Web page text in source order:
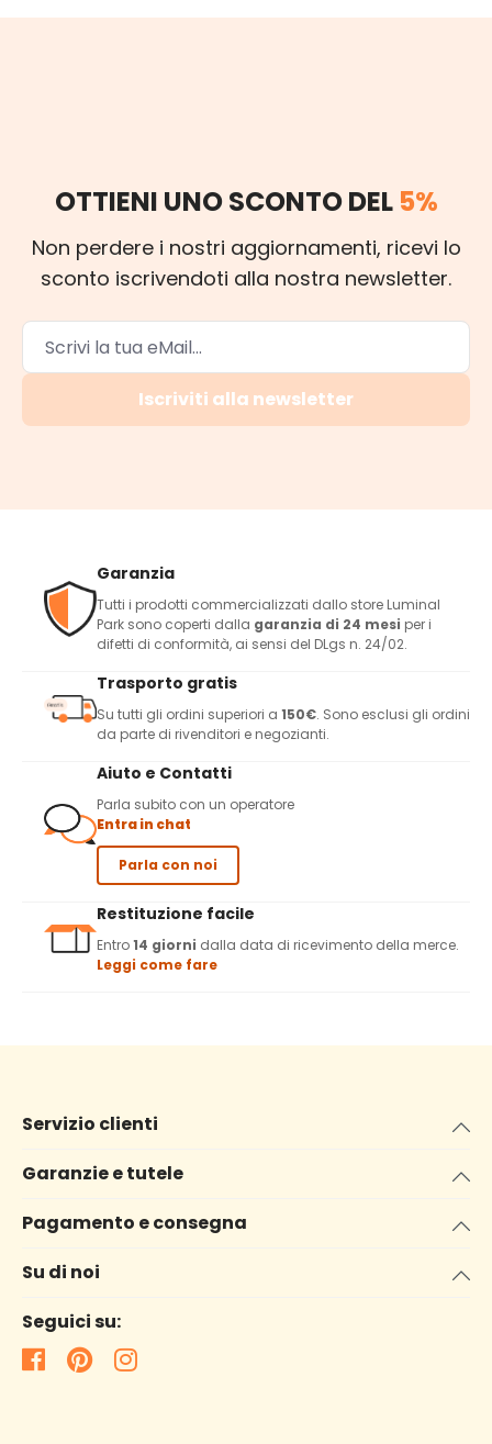
OTTIENI UNO SCONTO DEL 5%
Non perdere i nostri aggiornamenti, ricevi lo
sconto iscrivendoti alla nostra newsletter.
Iscriviti alla newsletter
Garanzia
Tutti i prodotti commercializzati dallo store Luminal
Park sono coperti dalla garanzia di 24 mesi per i
difetti di conformità, ai sensi del DLgs n. 24/02.
Trasporto gratis
Su tutti gli ordini superiori a 150€. Sono esclusi gli ordini
da parte di rivenditori e negozianti.
Aiuto e Contatti
Parla subito con un operatore
Entra in chat
Parla con noi
Restituzione facile
Entro14 giorni dalla data di ricevimento della merce.
Leggi come fare
Servizio clienti
Garanzie e tutele
Pagamento e consegna
Su di noi
Seguici su: